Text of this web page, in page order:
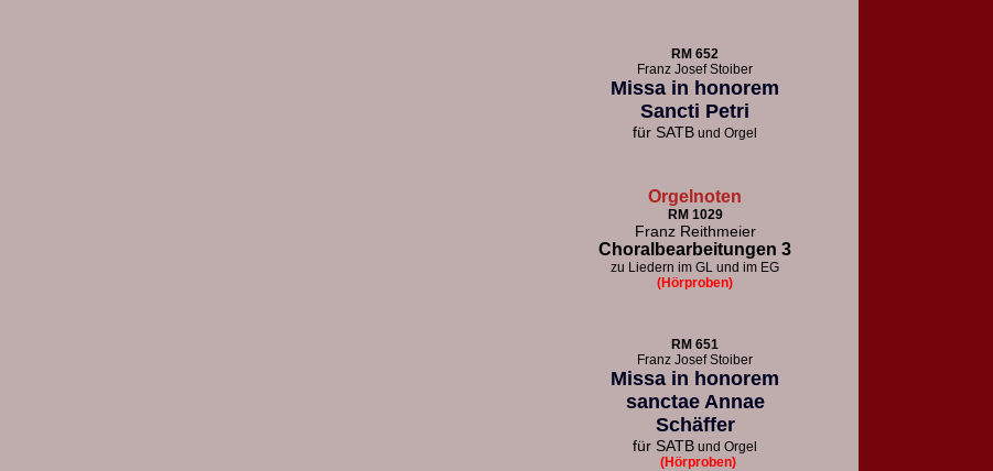
RM 652
Franz Josef Stoiber
Missa in honorem
Sancti Petri
für SATB und Orgel
Orgelnoten
RM 1029
Franz Reithmeier
Choralbearbeitungen 3
zu Liedern im GL und im EG
(Hörproben)
RM 651
Franz Josef Stoiber
Missa in honorem
sanctae Annae
Schäffer
für SATB und Orgel
(Hörproben)